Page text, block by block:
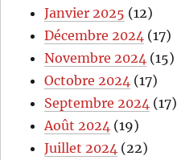
Janvier 2025 (12)
Décembre 2024 (17)
Novembre 2024 (15)
Octobre 2024 (17)
Septembre 2024 (17)
Août 2024 (19)
Juillet 2024 (22)